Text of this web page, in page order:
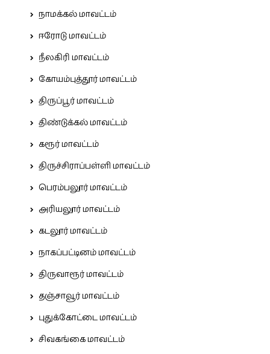
நாமக்கல் மாவட்டம்
ஈரோடு மாவட்டம்
நீலகிரி மாவட்டம்
கோயம்புத்தூர் மாவட்டம்
திருப்பூர் மாவட்டம்
திண்டுக்கல் மாவட்டம்
கரூர் மாவட்டம்
திருச்சிராப்பள்ளி மாவட்டம்
பெரம்பலூர் மாவட்டம்
அரியலூர் மாவட்டம்
கடலூர் மாவட்டம்
நாகப்பட்டினம் மாவட்டம்
திருவாரூர் மாவட்டம்
தஞ்சாவூர் மாவட்டம்
புதுக்கோட்டை மாவட்டம்
சிவகங்கை மாவட்டம்